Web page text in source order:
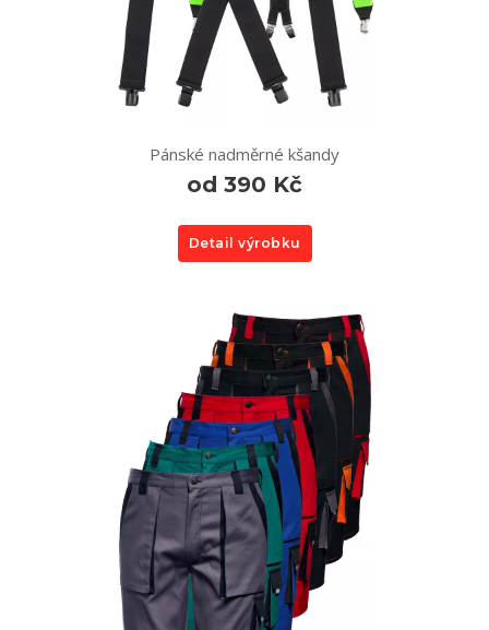
Pánské nadměrné kšandy
od 390 Kč
Detail výrobku